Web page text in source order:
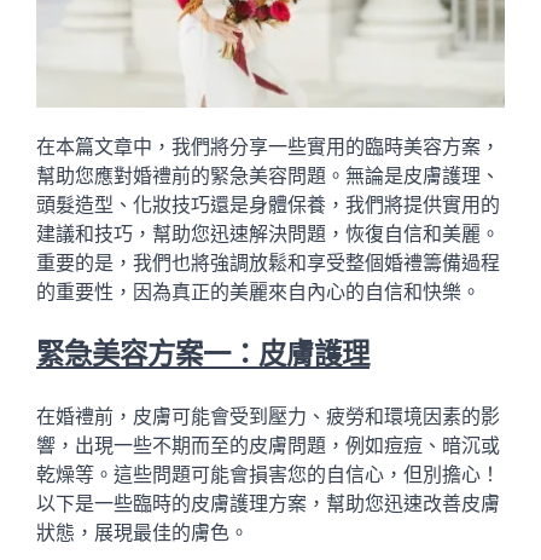
在本篇文章中，我們將分享一些實用的臨時美容方案，
幫助您應對婚禮前的緊急美容問題。無論是皮膚護理、
頭髮造型、化妝技巧還是身體保養，我們將提供實用的
建議和技巧，幫助您迅速解決問題，恢復自信和美麗。
重要的是，我們也將強調放鬆和享受整個婚禮籌備過程
的重要性，因為真正的美麗來自內心的自信和快樂。
緊急美容方案一：皮膚護理
在婚禮前，皮膚可能會受到壓力、疲勞和環境因素的影
響，出現一些不期而至的皮膚問題，例如痘痘、暗沉或
乾燥等。這些問題可能會損害您的自信心，但別擔心！
以下是一些臨時的皮膚護理方案，幫助您迅速改善皮膚
狀態，展現最佳的膚色。